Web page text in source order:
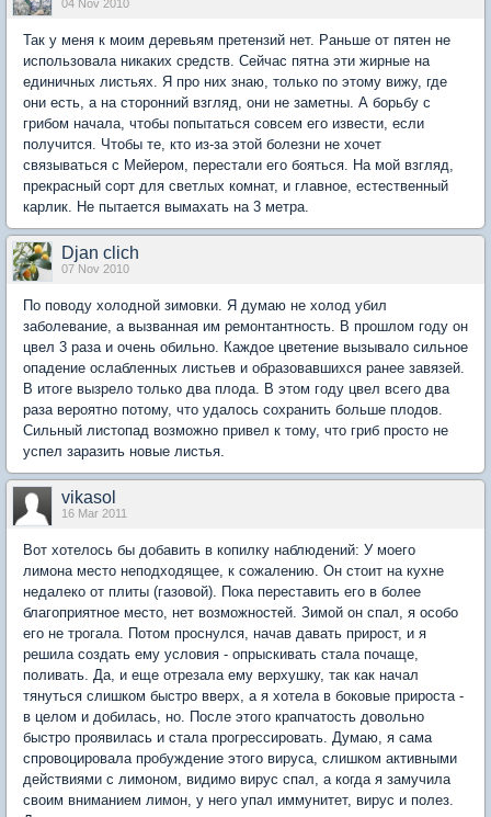
04 Nov 2010
Так у меня к моим деревьям претензий нет. Раньше от пятен не
использовала никаких средств. Сейчас пятна эти жирные на
единичных листьях. Я про них знаю, только по этому вижу, где
они есть, а на сторонний взгляд, они не заметны. А борьбу с
грибом начала, чтобы попытаться совсем его извести, если
получится. Чтобы те, кто из-за этой болезни не хочет
связываться с Мейером, перестали его бояться. На мой взгляд,
прекрасный сорт для светлых комнат, и главное, естественный
карлик. Не пытается вымахать на 3 метра.
Djan clich
07 Nov 2010
По поводу холодной зимовки. Я думаю не холод убил
заболевание, а вызванная им ремонтантность. В прошлом году он
цвел 3 раза и очень обильно. Каждое цветение вызывало сильное
опадение ослабленных листьев и образовавшихся ранее завязей.
В итоге вызрело только два плода. В этом году цвел всего два
раза вероятно потому, что удалось сохранить больше плодов.
Сильный листопад возможно привел к тому, что гриб просто не
успел заразить новые листья.
vikasol
16 Mar 2011
Вот хотелось бы добавить в копилку наблюдений: У моего
лимона место неподходящее, к сожалению. Он стоит на кухне
недалеко от плиты (газовой). Пока переставить его в более
благоприятное место, нет возможностей. Зимой он спал, я особо
его не трогала. Потом проснулся, начав давать прирост, и я
решила создать ему условия - опрыскивать стала почаще,
поливать. Да, и еще отрезала ему верхушку, так как начал
тянуться слишком быстро вверх, а я хотела в боковые прироста -
в целом и добилась, но. После этого крапчатость довольно
быстро проявилась и стала прогрессировать. Думаю, я сама
спровоцировала пробуждение этого вируса, слишком активными
действиями с лимоном, видимо вирус спал, а когда я замучила
своим вниманием лимон, у него упал иммунитет, вирус и полез.